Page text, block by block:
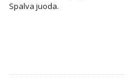
Spalva juoda.